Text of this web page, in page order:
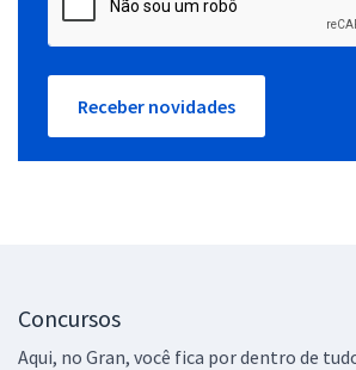
Receber novidades
Concursos
Aqui, no Gran, você fica por dentro de